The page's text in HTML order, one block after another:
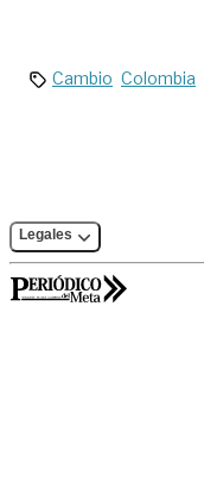
Cambio Colombia
Legales